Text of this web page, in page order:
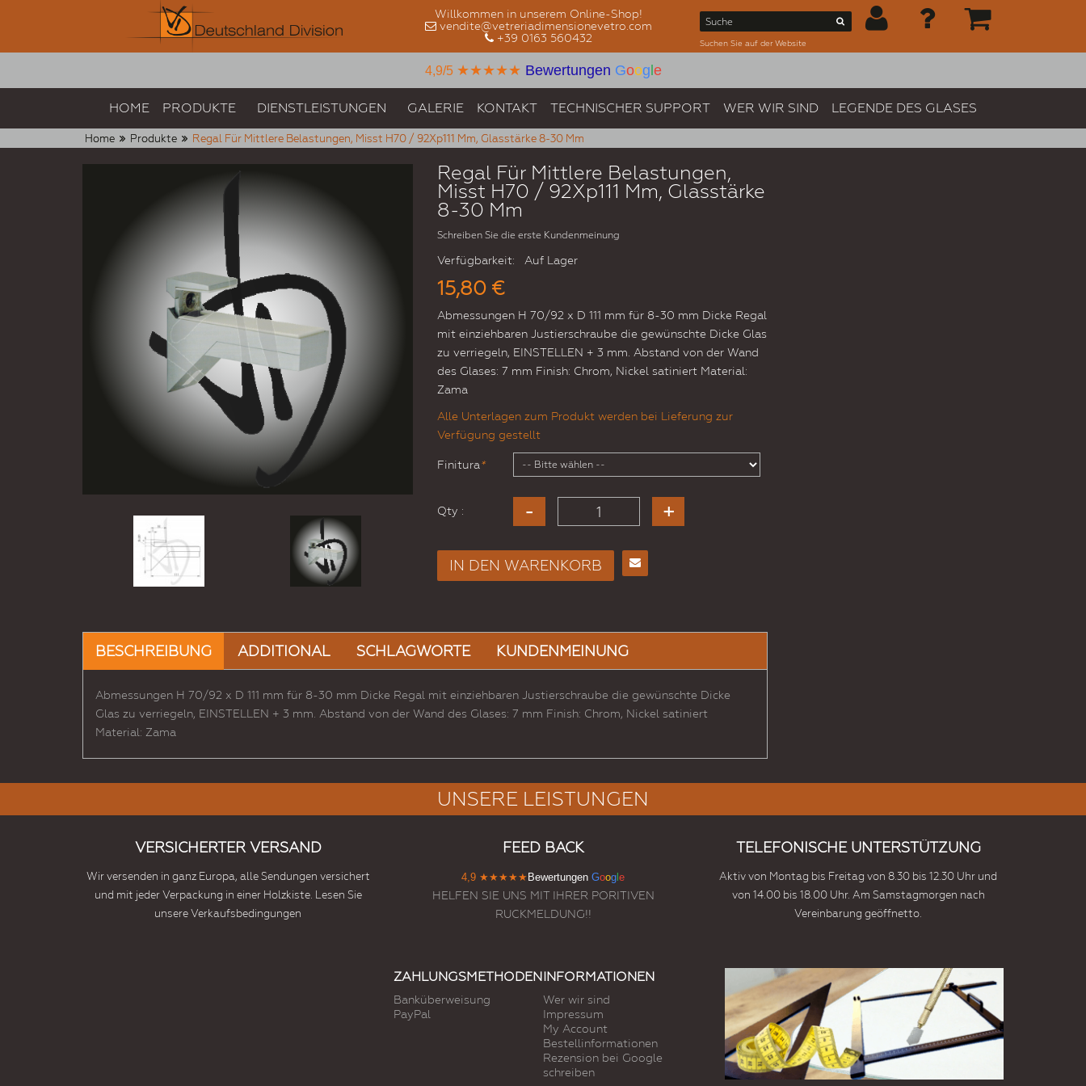
Willkommen in unserem Online-Shop!
vendite@vetreriadimensionevetro.com
+39 0163 560432
Suchen Sie auf der Website
4,9/5 ★★★★★ Bewertungen Goog e
HOME PRODUKTE DIENSTLEISTUNGEN GALERIE KONTAKT TECHNISCHER SUPPORT WER WIR SIND LEGENDE DES GLASES
Home Produkte Regal Für Mittlere Belastungen, Misst H70 / 92Xp111 Mm, Glasstärke 8-30 Mm
Regal Für Mittlere Belastungen,
Misst H70 / 92Xp111 Mm, Glasstärke
8-30 Mm
Schreiben Sie die erste Kundenmeinung
Verfügbarkeit: Auf Lager
15,80 €
Abmessungen H 70/92 x D 111 mm für 8-30 mm Dicke Regal
mit einziehbaren Justierschraube die gewünschte Dicke Glas
zu verriegeln, EINSTELLEN + 3 mm. Abstand von der Wand
des Glases: 7 mm Finish: Chrom, Nickel satiniert Material:
Zama
Alle Unterlagen zum Produkt werden bei Lieferung zur
Verfügung gestellt
*
Finitura
Qty :
IN DEN WARENKORB
einen
Freund
BESCHREIBUNG ADDITIONAL SCHLAGWORTE KUNDENMEINUNG
Abmessungen H 70/92 x D 111 mm für 8-30 mm Dicke Regal mit einziehbaren Justierschraube die gewünschte Dicke
Glas zu verriegeln, EINSTELLEN + 3 mm. Abstand von der Wand des Glases: 7 mm Finish: Chrom, Nickel satiniert
Material: Zama
UNSERE LEISTUNGEN
VERSICHERTER VERSAND
Wir versenden in ganz Europa, alle Sendungen versichert
und mit jeder Verpackung in einer Holzkiste. Lesen Sie
unsere Verkaufsbedingungen
FEED BACK
4,9 ★★★★★ Bewertungen Goog e
HELFEN SIE UNS MIT IHRER PORITIVEN
RUCKMELDUNG!!
TELEFONISCHE UNTERSTÜTZUNG
Aktiv von Montag bis Freitag von 8.30 bis 12.30 Uhr und
von 14.00 bis 18.00 Uhr. Am Samstagmorgen nach
Vereinbarung geöffnetto.
ZAHLUNGSMETHODEN
Banküberweisung
PayPal
INFORMATIONEN
Wer wir sind
Impressum
My Account
Bestellinformationen
Rezension bei Google
schreiben